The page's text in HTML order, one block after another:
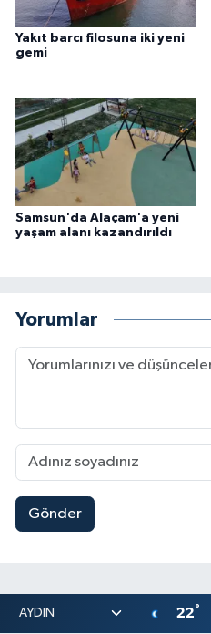
Yakıt barcı filosuna iki yeni
gemi
Samsun'da Alaçam'a yeni
yaşam alanı kazandırıldı
Yorumlar
Gönder
22°